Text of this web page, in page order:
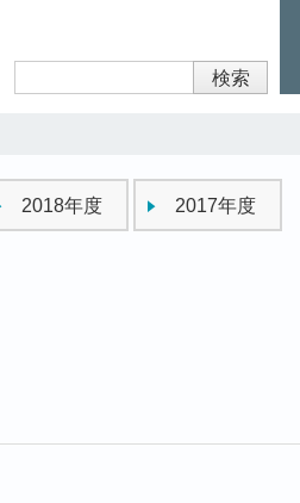
検索
2018年度 2017年度